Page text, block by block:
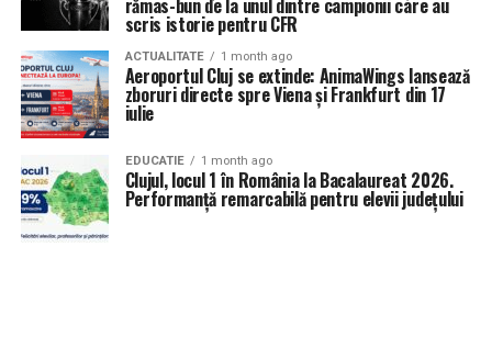
rămas-bun de la unul dintre campionii care au
scris istorie pentru CFR
ACTUALITATE 1 month ago
Aeroportul Cluj se extinde: AnimaWings lansează
zboruri directe spre Viena și Frankfurt din 17
iulie
EDUCATIE 1 month ago
Clujul, locul 1 în România la Bacalaureat 2026.
Performanță remarcabilă pentru elevii județului